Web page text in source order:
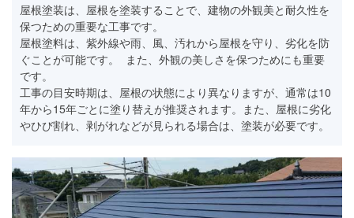
屋根塗装は、屋根を塗装することで、建物の外観美と耐久性を
保つための重要な工事です。
屋根塗料は、紫外線や雨、風、汚れから屋根を守り、劣化を防
ぐことが可能です。 また、外観の美しさを保つためにも重要
です。
工事の目安時期は、屋根の状態により異なりますが、通常は10
年から15年ごとに塗り替えが推奨されます。また、屋根に劣化
やひび割れ、剥がれなどが見られる場合は、塗装が必要です。